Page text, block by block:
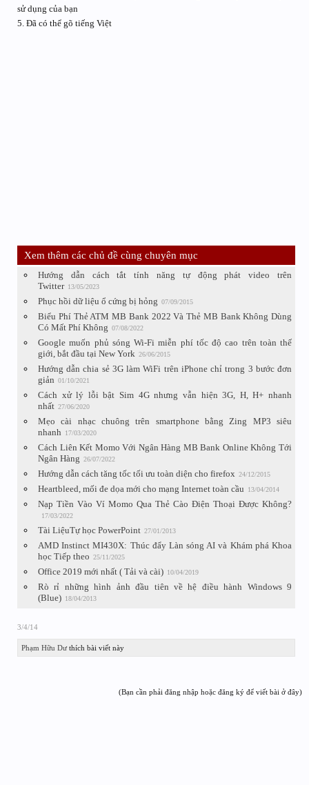
sử dụng của bạn
5. Đã có thể gõ tiếng Việt
Xem thêm các chủ đề cùng chuyên mục
Hướng dẫn cách tắt tính năng tự động phát video trên
Twitter 13/05/2023
Phục hồi dữ liệu ổ cứng bị hỏng 07/09/2015
Biểu Phí Thẻ ATM MB Bank 2022 Và Thẻ MB Bank Không Dùng
Có Mất Phí Không 07/08/2022
Google muốn phủ sóng Wi-Fi miễn phí tốc độ cao trên toàn thế
giới, bắt đầu tại New York 26/06/2015
Hướng dẫn chia sẻ 3G làm WiFi trên iPhone chỉ trong 3 bước đơn
giản 01/10/2021
Cách xử lý lỗi bật Sim 4G nhưng vẫn hiện 3G, H, H+ nhanh
nhất 27/06/2020
Mẹo cài nhạc chuông trên smartphone bằng Zing MP3 siêu
nhanh
17/03/2020
Cách Liên Kết Momo Với Ngân Hàng MB Bank Online Không Tới
Ngân Hàng 26/07/2022
Hướng dẫn cách tăng tốc tối ưu toàn diện cho firefox 24/12/2015
Heartbleed, mối đe dọa mới cho mạng Internet toàn cầu 13/04/2014
Nạp Tiền Vào Ví Momo Qua Thẻ Cào Điện Thoại Được Không?
17/03/2022
Tài LiệuTự học PowerPoint 27/01/2013
AMD Instinct MI430X: Thúc đẩy Làn sóng AI và Khám phá Khoa
học Tiếp theo 25/11/2025
Office 2019 mới nhất ( Tải và cài) 10/04/2019
Rò rỉ những hình ảnh đầu tiên về hệ điều hành Windows 9
(Blue) 18/04/2013
3/4/14
Phạm Hữu Dư thích bài viết này
(Bạn cần phải đăng nhập hoặc đăng ký để viết bài ở đây)